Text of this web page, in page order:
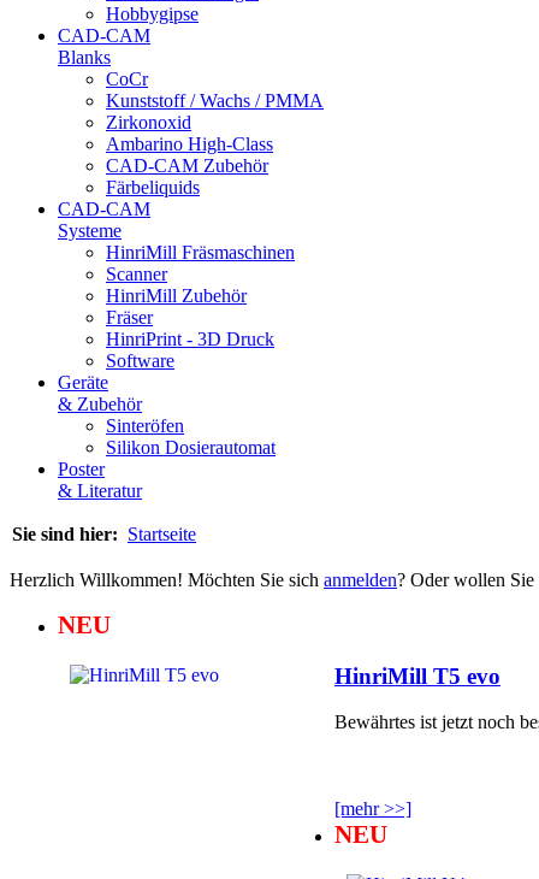
Hobbygipse
CAD-CAM
Blanks
CoCr
Kunststoff / Wachs / PMMA
Zirkonoxid
Ambarino High-Class
CAD-CAM Zubehör
Färbeliquids
CAD-CAM
Systeme
HinriMill Fräsmaschinen
Scanner
HinriMill Zubehör
Fräser
HinriPrint - 3D Druck
Software
Geräte
& Zubehör
Sinteröfen
Silikon Dosierautomat
Poster
& Literatur
Sie sind hier: Startseite
Herzlich Willkommen! Möchten Sie sich anmelden? Oder wollen
NEU
HinriMill T5 evo
Bewährtes ist jetzt noch
[mehr >>]
NEU